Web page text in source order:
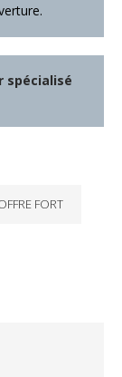
spécialisé
FORT